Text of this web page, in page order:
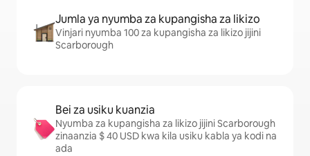
Jumla ya nyumba za kupangisha za likizo
Vinjari nyumba 100 za kupangisha za likizo jijini
Scarborough
Bei za usiku kuanzia
Nyumba za kupangisha za likizo jijini Scarborough
zinaanzia $ 40 USD kwa kila usiku kabla ya kodi na
ada